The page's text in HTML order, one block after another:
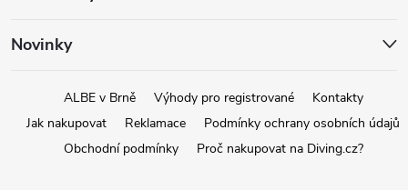
Novinky
ALBE v Brně Výhody pro registrované
Kontakty
Jak nakupovat
Reklamace
Podmínky ochrany osobních údajů
Obchodní podmínky
Proč nakupovat na Diving.cz?